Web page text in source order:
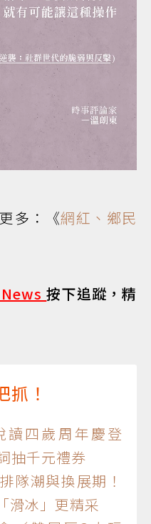
多：《網紅、鄉民
News按下追蹤，精
抓！
四歲周年慶登
抽千元禮券
潮與換展期！
滑冰」更精采